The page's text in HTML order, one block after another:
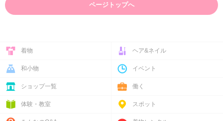
ページトップへ
着物 ヘア&ネイル
和小物 イベント
ショップ一覧 働く
体験・教室 スポット